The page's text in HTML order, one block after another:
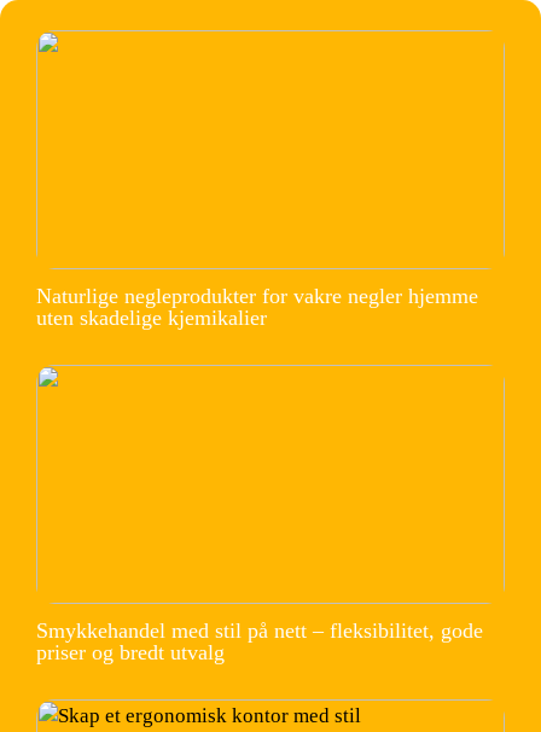
Naturlige negleprodukter for vakre negler hjemme
uten skadelige kjemikalier
Smykkehandel med stil på nett – fleksibilitet, gode
priser og bredt utvalg